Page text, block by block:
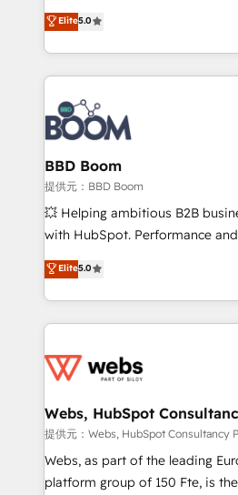
stratégies d'acquisition
inbound, automatisation
emailing) Informations clés : - 10 ans d'expérience -
100+ intégrations CRM
experts conseil - 150
cumulées
Vonazon turns marketing
measurable, scalable growth.
enterprise-grade campaigns,
builds scalable strategies that
revenue. ⚙️ HubSpot Integration & Optimization •
Seamless CRM, CMS, and
Complex platform migrations
Custom APIs and third-party
End Revenue Acceleration •
pipeline growth programs •
and CRM optimization •
Execution • 750+ onboardings
implementations • Deep
Elite5.0
BBD Boom
提供元：BBD Boom
💥 Helping ambitious B2B
with HubSpot. Performance
BBD Boom is the HubSpot
to HubSpot Better. We work
solve all your HubSpot
adoption, sales process and
the first time 🔧 Designing and
and build using HubSpot 🔌
with other systems 🎓 Training
HubSpot pros 📊 Lead
HubSpot Why us? - SIX HubSpot Accreditations -
Elite5.0
Webs, HubSpot
提供元：Webs, HubSpot Consultancy
Webs, as part of the leading
platform group of 150 Fte, is the trusted Elite